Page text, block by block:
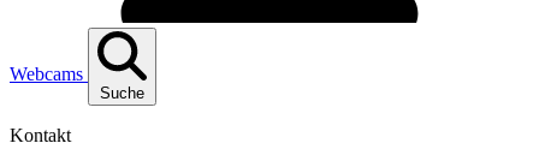
Webcams
Suche
Kontakt